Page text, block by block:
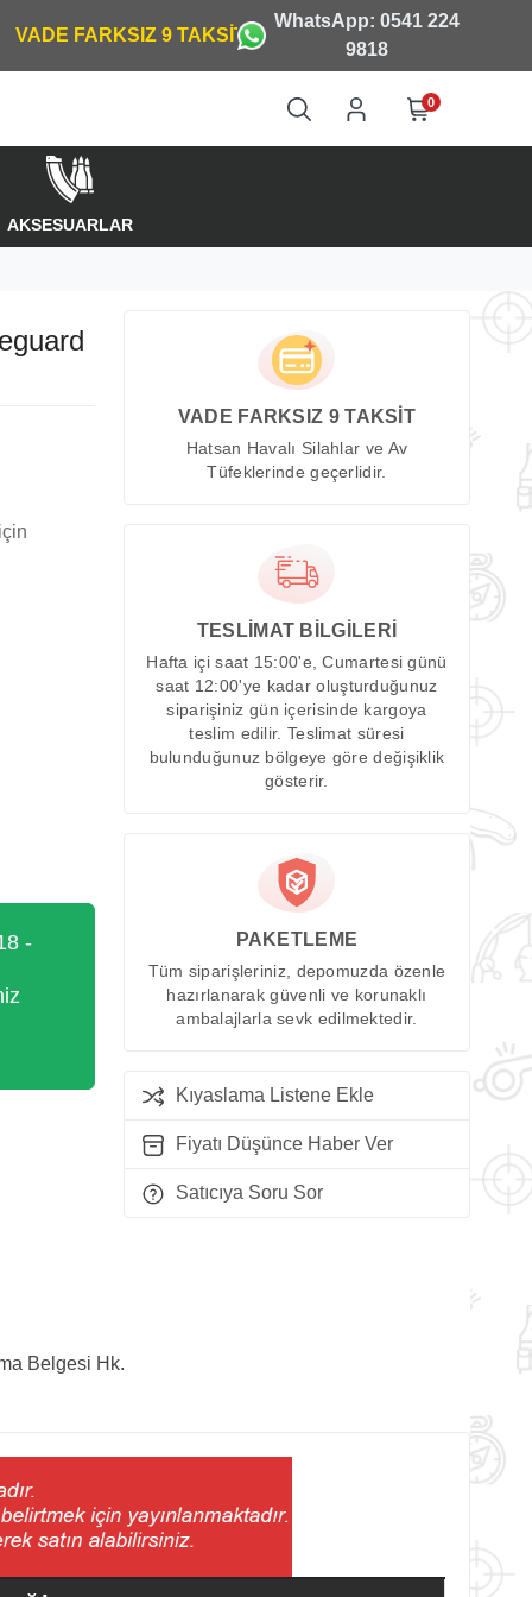
WhatsApp: 0541 224
9818
0
AKSESUARLAR
-
VADE FARKSIZ 9 TAKSİT
Hatsan Havalı Silahlar ve Av
Tüfeklerinde geçerlidir.
TESLİMAT BİLGİLERİ
Hafta içi saat 15:00'e, Cumartesi günü
saat 12:00'ye kadar oluşturduğunuz
siparişiniz gün içerisinde kargoya
teslim edilir. Teslimat süresi
bulunduğunuz bölgeye göre değişiklik
gösterir.
PAKETLEME
Tüm siparişleriniz, depomuzda özenle
hazırlanarak güvenli ve korunaklı
ambalajlarla sevk edilmektedir.
Kıyaslama Listene Ekle
Fiyatı Düşünce Haber Ver
Satıcıya Soru Sor
Belgesi Hk.